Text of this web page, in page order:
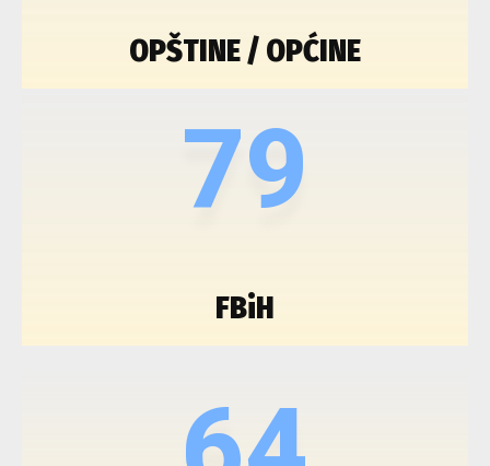
OPŠTINE / OPĆINE
79
FBiH